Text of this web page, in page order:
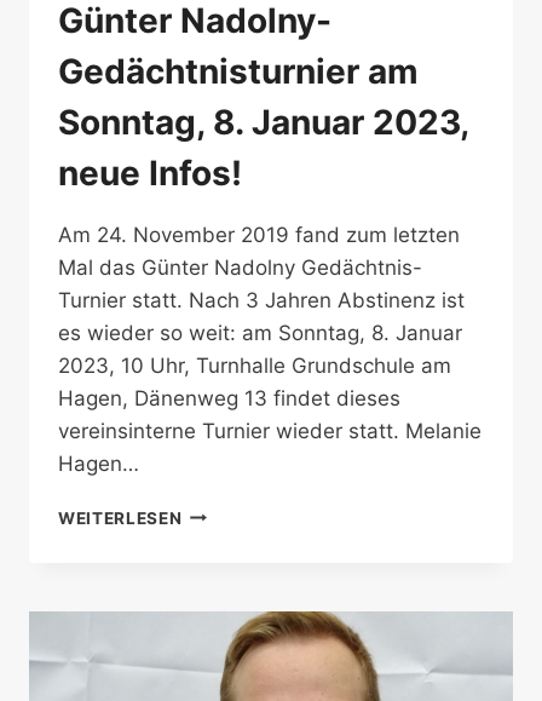
Günter Nadolny-
Gedächtnisturnier am
Sonntag, 8. Januar 2023,
neue Infos!
Am 24. November 2019 fand zum letzten
Mal das Günter Nadolny Gedächtnis-
Turnier statt. Nach 3 Jahren Abstinenz ist
es wieder so weit: am Sonntag, 8. Januar
2023, 10 Uhr, Turnhalle Grundschule am
Hagen, Dänenweg 13 findet dieses
vereinsinterne Turnier wieder statt. Melanie
Hagen…
WEITERLESEN GÜNTER
SONNTAG,
JANUAR
2023,